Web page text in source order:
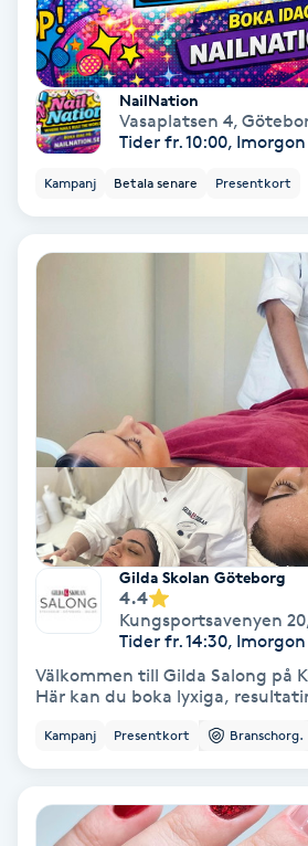
Eyeliner-tatuering
Face framing
Faceliftmassage
Fillers
Fotmassage
Fotsvamp
Fransborttagning
Fransfärgning
NailNation
Vasaplatsen 4,
Tider fr. 10:00, Imorgon
Kampanj Betala senare Presentkort
Gilda Skolan Göteborg
4.4
Kungsportsavenyen 20
Tider fr. 14:30, Imorgon
Välkommen till Gilda Salong på
Här kan du boka lyxiga,
Kampanj Presentkort Branschorg.